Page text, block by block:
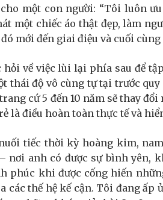
một con người: “Tôi luôn
một chiếc áo thật đẹp, làm
mới đến giai điệu và cuối
hỏi về việc lùi lại phía sau để
thái độ vô cùng tự tại trước
cứ 5 đến 10 năm sẽ thay
là điều hoàn toàn thực tế và
tiếc thời kỳ hoàng kim,
nơi anh có được sự bình yên,
phúc khi được cống hiến
các thế hệ kế cận. Tôi đang